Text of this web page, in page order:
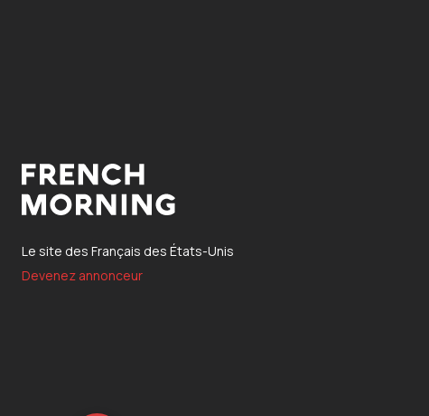
Le site des Français des États-Unis
Devenez annonceur